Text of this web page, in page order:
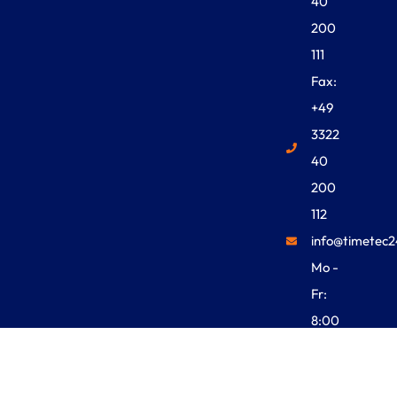
200
111
Fax:
+49
3322
40
200
112
Mo -
Fr:
8:00